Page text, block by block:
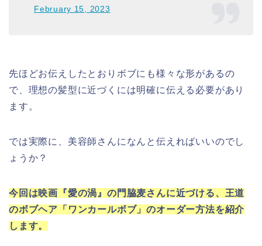
February 15, 2023
先ほどお伝えしたとおりボブにも様々な形があるの
で、理想の髪型に近づくには明確に伝える必要があり
ます。
では実際に、美容師さんになんと伝えればいいのでし
ょうか？
今回は映画『愛の渦』の門脇麦さんに近づける、王道
のボブヘア「ワンカールボブ」のオーダー方法を紹介
します。